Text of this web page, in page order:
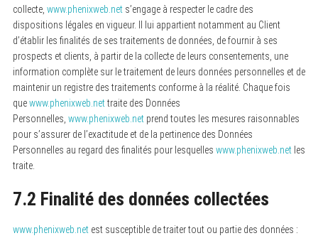
collecte, www.phenixweb.nets’engage à respecter le cadre des
dispositions légales en vigueur. Il lui appartient notamment au Client
d’établir les finalités de ses traitements de données, de fournir à ses
prospects et clients, à partir de la collecte de leurs consentements, une
information complète sur le traitement de leurs données personnelles et de
maintenir un registre des traitements conforme à la réalité. Chaque fois
quewww.phenixweb.nettraite des Données
Personnelles, www.phenixweb.netprend toutes les mesures raisonnables
pour s’assurer de l’exactitude et de la pertinence des Données
Personnelles au regard des finalités pour lesquelles www.phenixweb.netles
traite.
7.2 Finalité des données collectées
www.phenixweb.netest susceptible de traiter tout ou partie des données :